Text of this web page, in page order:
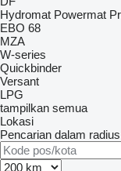
Hydromat Powermat
EBO 68
MZA
W-series
Quickbinder
Versant
LPG
tampilkan semua
Lokasi
Pencarian dalam radius